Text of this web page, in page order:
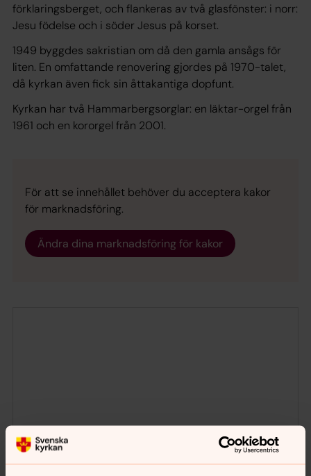
förklaringsberget, och flankeras av två glasfönster: i norr:
Jesu födelse och i söder Jesus på korset.
1949 byggdes sakristian om då den gamla ansågs för
liten. En omfattande renovering gjordes på 1970-talet,
då kyrkan även fick sin åttakantiga dopfunt.
Kyrkan har två Hammarbergsorglar: en läktar-orgel från
1961 och en kororgel från 2001.
För att se innehållet behöver du acceptera kakor
för marknadsföring.
Ändra dina marknadsföring för kakor